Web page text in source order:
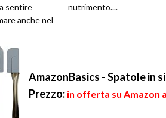
sentire
anche nel
davvero ...
nutrimento....
AmazonBasics - Spatole in
Prezzo: in offerta su Amazon